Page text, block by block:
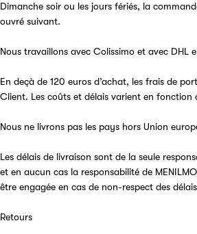
Dimanche soir ou les jours fériés, la
ouvré suivant.
Nous travaillons avec Colissimo et avec DHL
En deçà de 120 euros d’achat, les frais de
Client. Les coûts et délais varient en fonction
Nous ne livrons pas les pays hors Union
Les délais de livraison sont de la seule
et en aucun cas la responsabilité de
être engagée en cas de non-respect des
Retours